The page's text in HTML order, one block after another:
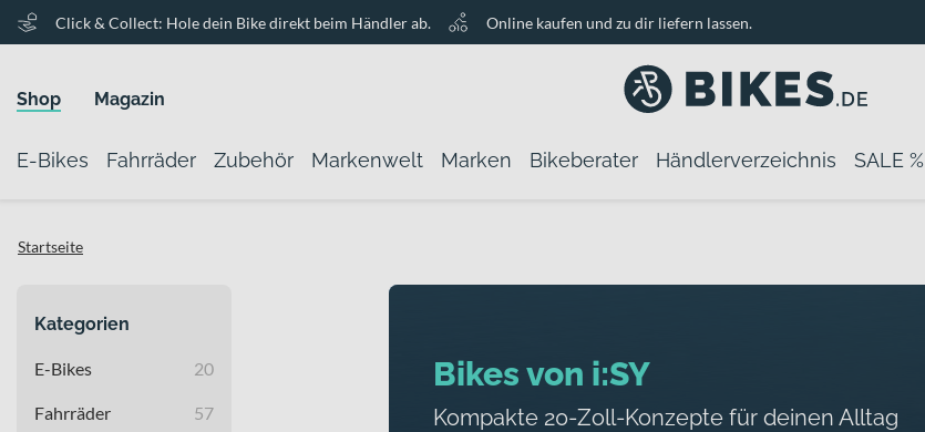
Click & Collect: Hole dein Bike direkt beim Händler ab. Online kaufen und zu dir liefern lassen.
Shop Magazin
E-Bikes Fahrräder Zubehör Markenwelt Marken Bikeberater Händlerverzeichnis SALE %
Startseite
Kategorien
E-Bikes 20
Fahrräder 57
Bikes von i:SY
Kompakte 20-Zoll-Konzepte für deinen Alltag